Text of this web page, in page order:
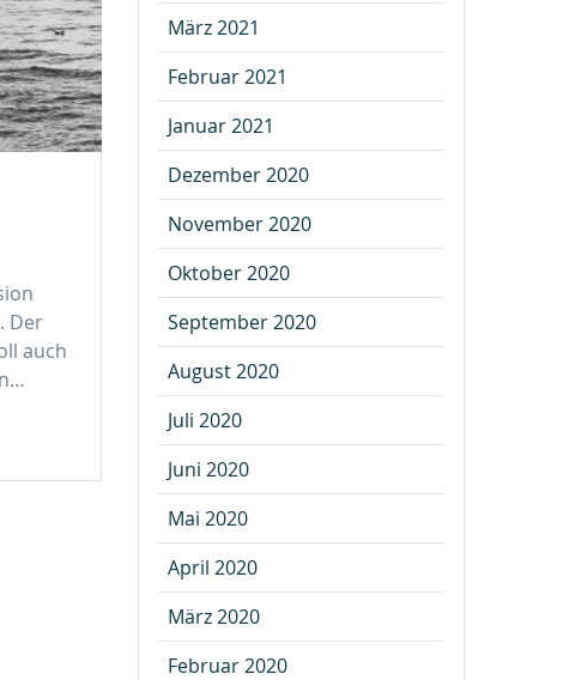
Der
auch
März 2021
Februar 2021
Januar 2021
Dezember 2020
November 2020
Oktober 2020
September 2020
August 2020
Juli 2020
Juni 2020
Mai 2020
April 2020
März 2020
Februar 2020